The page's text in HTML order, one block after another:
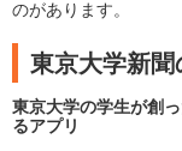
のがあります。
東京大学新
東京大学の学生が創
るアプリ